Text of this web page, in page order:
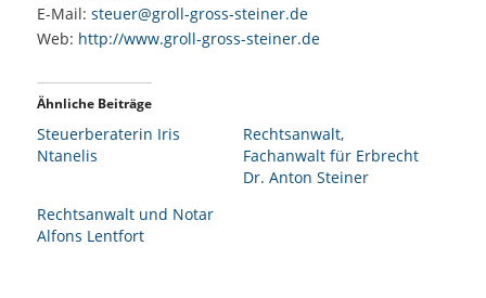
E-Mail: steuer@groll-gross-steiner.de
Web: http://www.groll-gross-steiner.de
Ähnliche Beiträge
Steuerberaterin Iris
Ntanelis
Rechtsanwalt,
Fachanwalt für Erbrecht
Dr. Anton Steiner
Rechtsanwalt und Notar
Alfons Lentfort